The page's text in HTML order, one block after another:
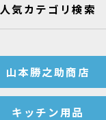
人気カテゴリ検索
山本勝之助商店
キッチン用品